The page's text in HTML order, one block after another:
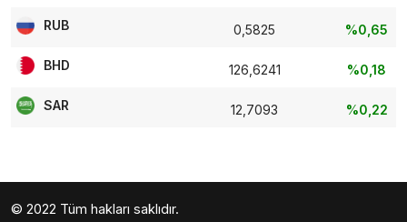
RUB 0,5825 %0,65
BHD 126,6241 %0,18
SAR 12,7093 %0,22
© 2022 Tüm hakları saklıdır.